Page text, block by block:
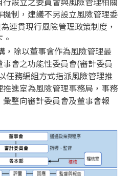
制，建議不另設立風險管理委
連貫現行風險管理政策制度，
，除以董事會作為風險管理最
會之功能性委員會(審計委員
任務編組方式指派風險管理推
進室為風險管理事務局，事務
整向審計委員會及董事會報